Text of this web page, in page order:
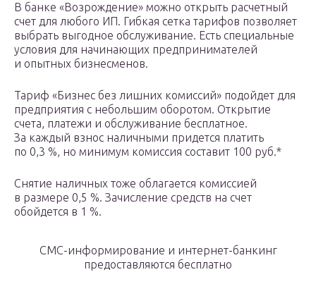
В банке «Возрождение» можно открыть расчетный
счет для любого ИП. Гибкая сетка тарифов позволяет
выбрать выгодное обслуживание. Есть специальные
условия для начинающих предпринимателей
и опытных бизнесменов.
Тариф «Бизнес без лишних комиссий» подойдет для
предприятия с небольшим оборотом. Открытие
счета, платежи и обслуживание бесплатное.
За каждый взнос наличными придется платить
по 0,3 %, но минимум комиссия составит 100 руб.*
Снятие наличных тоже облагается комиссией
в размере 0,5 %. Зачисление средств на счет
обойдется в 1 %.
СМС-информирование и интернет-банкинг
предоставляются бесплатно